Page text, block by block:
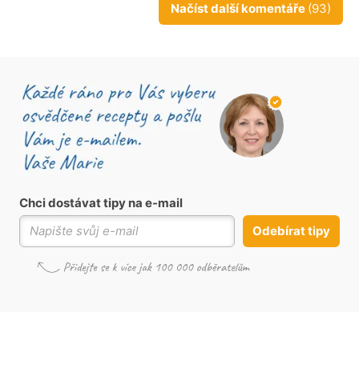
Načíst další komentáře (93)
Chci dostávat tipy na e-mail
Odebírat tipy